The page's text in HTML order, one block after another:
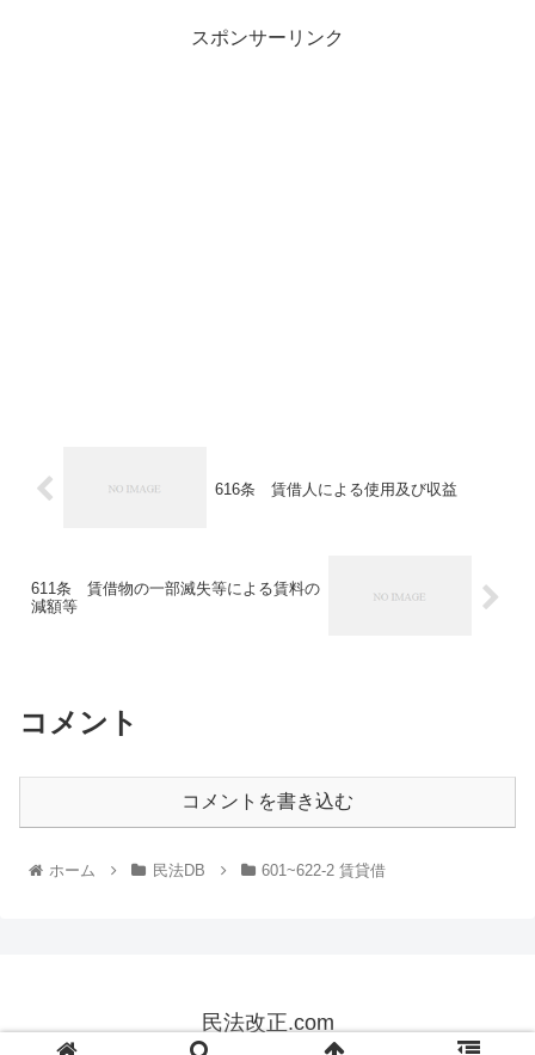
スポンサーリンク
616条 賃借人による使用及び収益
611条 賃借物の一部滅失等による賃料の
減額等
コメント
コメントを書き込む
ホーム 民法DB 601~622-2 賃貸借
民法改正.com